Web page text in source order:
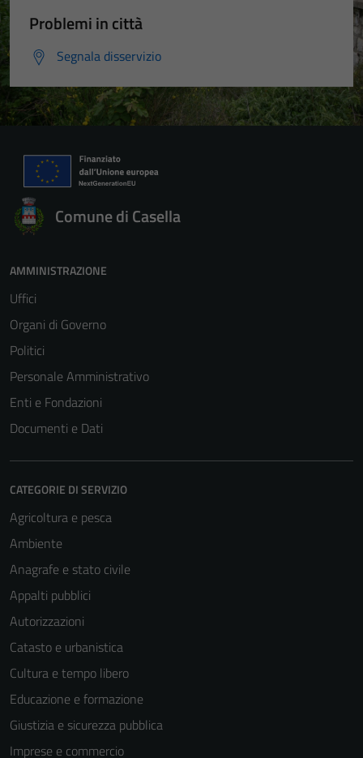
Problemi in città
Segnala disservizio
Comune di Casella
AMMINISTRAZIONE
Uffici
Organi di Governo
Politici
Personale Amministrativo
Enti e Fondazioni
Documenti e Dati
CATEGORIE DI SERVIZIO
Agricoltura e pesca
Ambiente
Anagrafe e stato civile
Appalti pubblici
Autorizzazioni
Catasto e urbanistica
Cultura e tempo libero
Educazione e formazione
Giustizia e sicurezza pubblica
Imprese e commercio